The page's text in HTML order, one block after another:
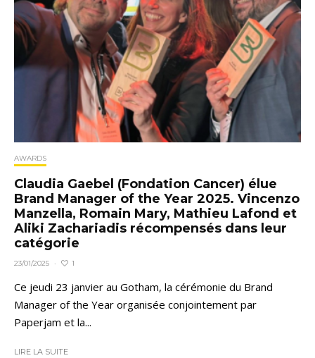
AWARDS
Claudia Gaebel (Fondation Cancer) élue
Brand Manager of the Year 2025. Vincenzo
Manzella, Romain Mary, Mathieu Lafond et
Aliki Zachariadis récompensés dans leur
catégorie
23/01/2025 · 1
Ce jeudi 23 janvier au Gotham, la cérémonie du Brand
Manager of the Year organisée conjointement par
Paperjam et la...
LIRE LA SUITE